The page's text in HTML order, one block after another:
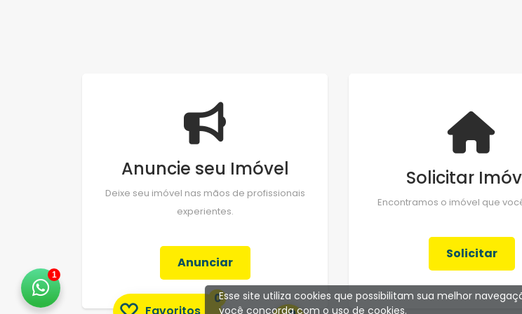
Anuncie seu Imóvel
Deixe seu imóvel nas mãos de profissionais
experientes.
Anunciar
Solicitar
Encontramos o imóvel que
Solicitar
1
0Esse site utiliza cookies que possibilitam sua melhor
você concorda com o uso de cookies.